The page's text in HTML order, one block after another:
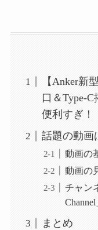
【Anker新
口＆Type-
便利すぎ！
話題の動画
動画の
動画の
チャン
まとめ